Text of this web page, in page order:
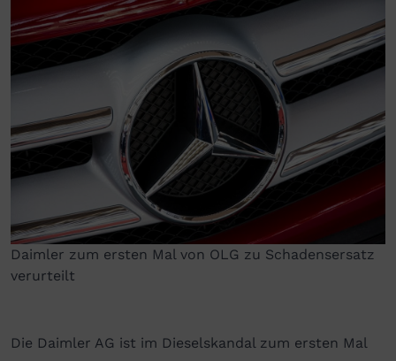
Daimler zum ersten Mal von OLG zu Schadensersatz
verurteilt
Die Daimler AG ist im Dieselskandal zum ersten Mal